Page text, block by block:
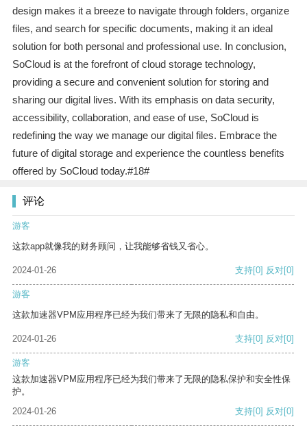
design makes it a breeze to navigate through folders, organize
files, and search for specific documents, making it an ideal
solution for both personal and professional use. In conclusion,
SoCloud is at the forefront of cloud storage technology,
providing a secure and convenient solution for storing and
sharing our digital lives. With its emphasis on data security,
accessibility, collaboration, and ease of use, SoCloud is
redefining the way we manage our digital files. Embrace the
future of digital storage and experience the countless benefits
offered by SoCloud today.#18#
评论
游客
这款app就像我的财务顾问，让我能够省钱又省心。
2024-01-26 支持[0] 反对[0]
游客
这款加速器VPM应用程序已经为我们带来了无限的隐私和自由。
2024-01-26 支持[0] 反对[0]
游客
这款加速器VPM应用程序已经为我们带来了无限的隐私保护和安全性保
护。
2024-01-26
支持[0] 反对[0]